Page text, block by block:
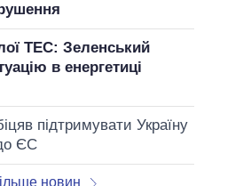
ТЕС: Зеленський
в енергетиці
підтримувати Україну
ЄС
новин